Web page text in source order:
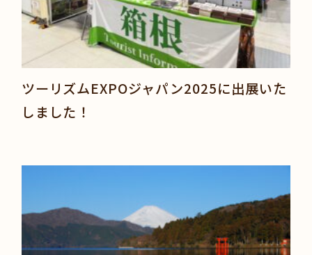
ツーリズムEXPOジャパン2025に出展いた
しました！